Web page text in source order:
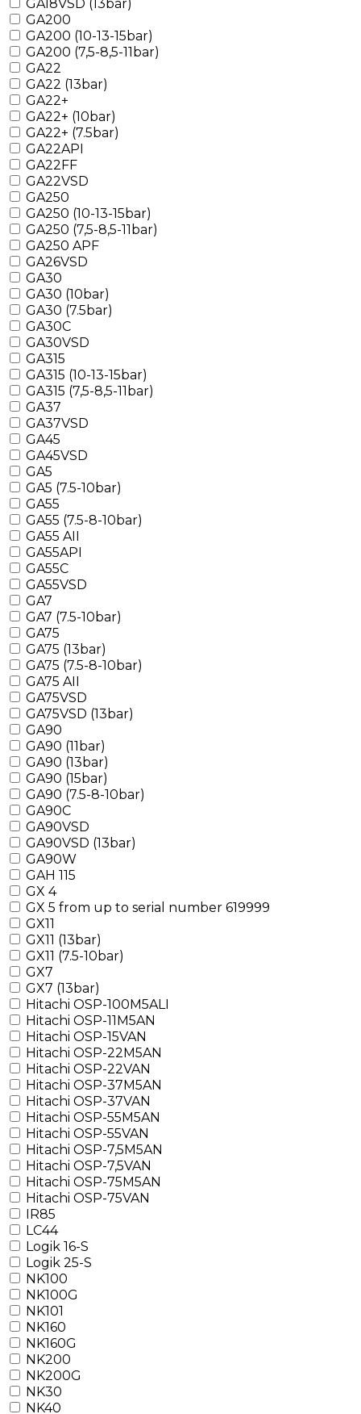
GA18VSD (13bar)
GA200
GA200 (10-13-15bar)
GA200 (7,5-8,5-11bar)
GA22
GA22 (13bar)
GA22+
GA22+ (10bar)
GA22+ (7.5bar)
GA22API
GA22FF
GA22VSD
GA250
GA250 (10-13-15bar)
GA250 (7,5-8,5-11bar)
GA250 APF
GA26VSD
GA30
GA30 (10bar)
GA30 (7.5bar)
GA30C
GA30VSD
GA315
GA315 (10-13-15bar)
GA315 (7,5-8,5-11bar)
GA37
GA37VSD
GA45
GA45VSD
GA5
GA5 (7.5-10bar)
GA55
GA55 (7.5-8-10bar)
GA55 AII
GA55API
GA55C
GA55VSD
GA7
GA7 (7.5-10bar)
GA75
GA75 (13bar)
GA75 (7.5-8-10bar)
GA75 AII
GA75VSD
GA75VSD (13bar)
GA90
GA90 (11bar)
GA90 (13bar)
GA90 (15bar)
GA90 (7.5-8-10bar)
GA90C
GA90VSD
GA90VSD (13bar)
GA90W
GAH 115
GX 4
GX 5 from up to serial number 619999
GX11
GX11 (13bar)
GX11 (7.5-10bar)
GX7
GX7 (13bar)
Hitachi OSP-100M5ALI
Hitachi OSP-11M5AN
Hitachi OSP-15VAN
Hitachi OSP-22M5AN
Hitachi OSP-22VAN
Hitachi OSP-37M5AN
Hitachi OSP-37VAN
Hitachi OSP-55M5AN
Hitachi OSP-55VAN
Hitachi OSP-7,5M5AN
Hitachi OSP-7,5VAN
Hitachi OSP-75M5AN
Hitachi OSP-75VAN
IR85
LC44
Logik 16-S
Logik 25-S
NK100
NK100G
NK101
NK160
NK160G
NK200
NK200G
NK30
NK40